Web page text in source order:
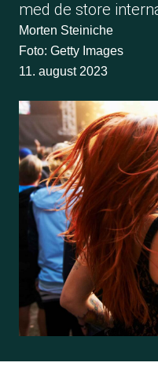
med de store
Morten Steiniche
Foto: Getty Images
11. august 2023